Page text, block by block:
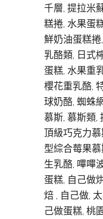
千層, 提拉米
糕捲, 水果蛋
鮮奶油蛋糕
乳酪類, 日式
蛋糕, 水果重
櫻花重乳酪,
球奶酪, 蜘蛛
慕斯, 慕斯類,
頂級巧克力
型綜合莓果
生乳酪, 嗶嗶
蛋糕, 自己做
焙 , 自己做,
己做蛋糕, 桃